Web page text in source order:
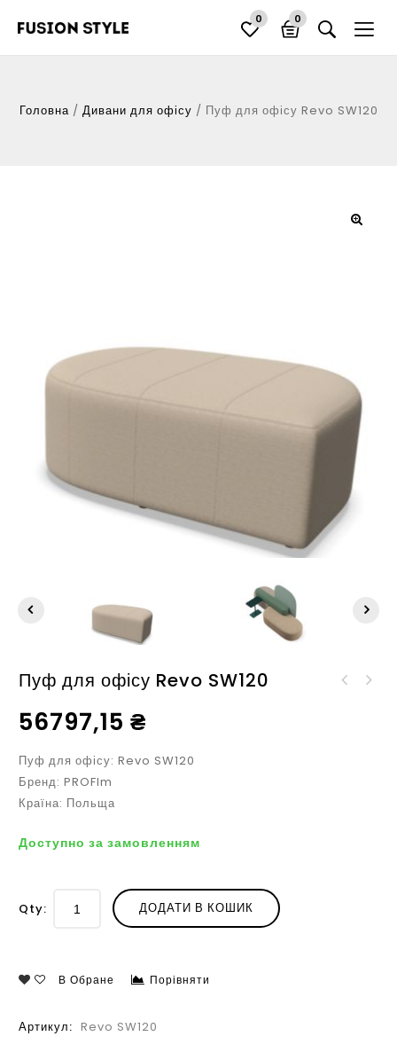
0 0
Головна/ Дивани для офісу / Пуф для офісу Revo SW120
Пуф для офісу Revo SW120
56797,15 ₴
Пуф для офісу: Revo SW120
Бренд: PROFIm
Країна: Польща
Доступно за замовленням
Qty: ДОДАТИ В КОШИК
В Обране Порівняти
Артикул: Revo SW120